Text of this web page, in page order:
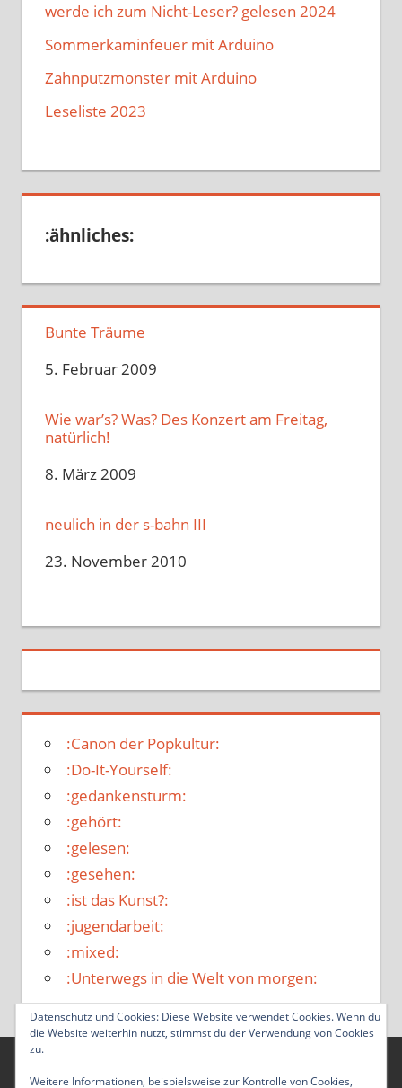
werde ich zum Nicht-Leser? gelesen 2024
Sommerkaminfeuer mit Arduino
Zahnputzmonster mit Arduino
Leseliste 2023
:ähnliches:
Bunte Träume
Datum
5. Februar 2009
Wie war’s? Was? Des Konzert am Freitag,
natürlich!
Datum
8. März 2009
neulich in der s-bahn III
Datum
23. November 2010
:Canon der Popkultur:
:Do-It-Yourself:
:gedankensturm:
:gehört:
:gelesen:
:gesehen:
:ist das Kunst?:
:jugendarbeit:
:mixed:
:Unterwegs in die Welt von morgen:
WordPress-Theme: Tortuga von ThemeZee.
Datenschutz und Cookies: Diese Website verwendet Cookies. Wenn du
die Website weiterhin nutzt, stimmst du der Verwendung von Cookies
zu.
Weitere Informationen, beispielsweise zur Kontrolle von Cookies,